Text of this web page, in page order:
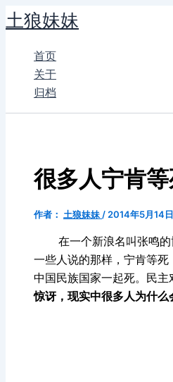
跳
至
土狼妹妹
首页
关于
归档
很多人宁肯
作者： 土狼妹妹 / 2014年5月14日
在一个新浪名叫张鸣的
一些人说的那样，宁肯等
中国民族国家一起死。民主
惊讶，现实中很多人为什么